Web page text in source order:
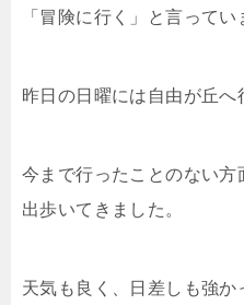
「冒険に行く」と言ってい
昨日の日曜には自由が丘へ
今まで行ったことのない方
出歩いてきました。
天気も良く、日差しも強か